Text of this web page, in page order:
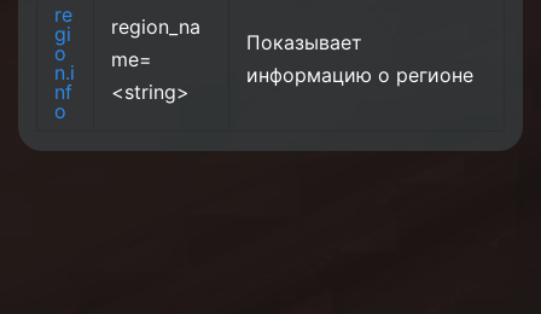
re
gi
o
n.i
nf
o
region_na
me=
<string>
Показывает
информацию о регионе